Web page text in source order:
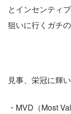
とインセンティ
狙いに行くガチ
見事、栄冠に輝
・MVD（Most